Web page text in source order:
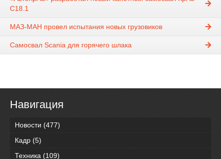
С18.1
МАЗ-МАН провел испытания новых грузовиков
Самосвал Scania для горячего шлака
Навигация
Новости (477)
Кадр (5)
Техника (109)